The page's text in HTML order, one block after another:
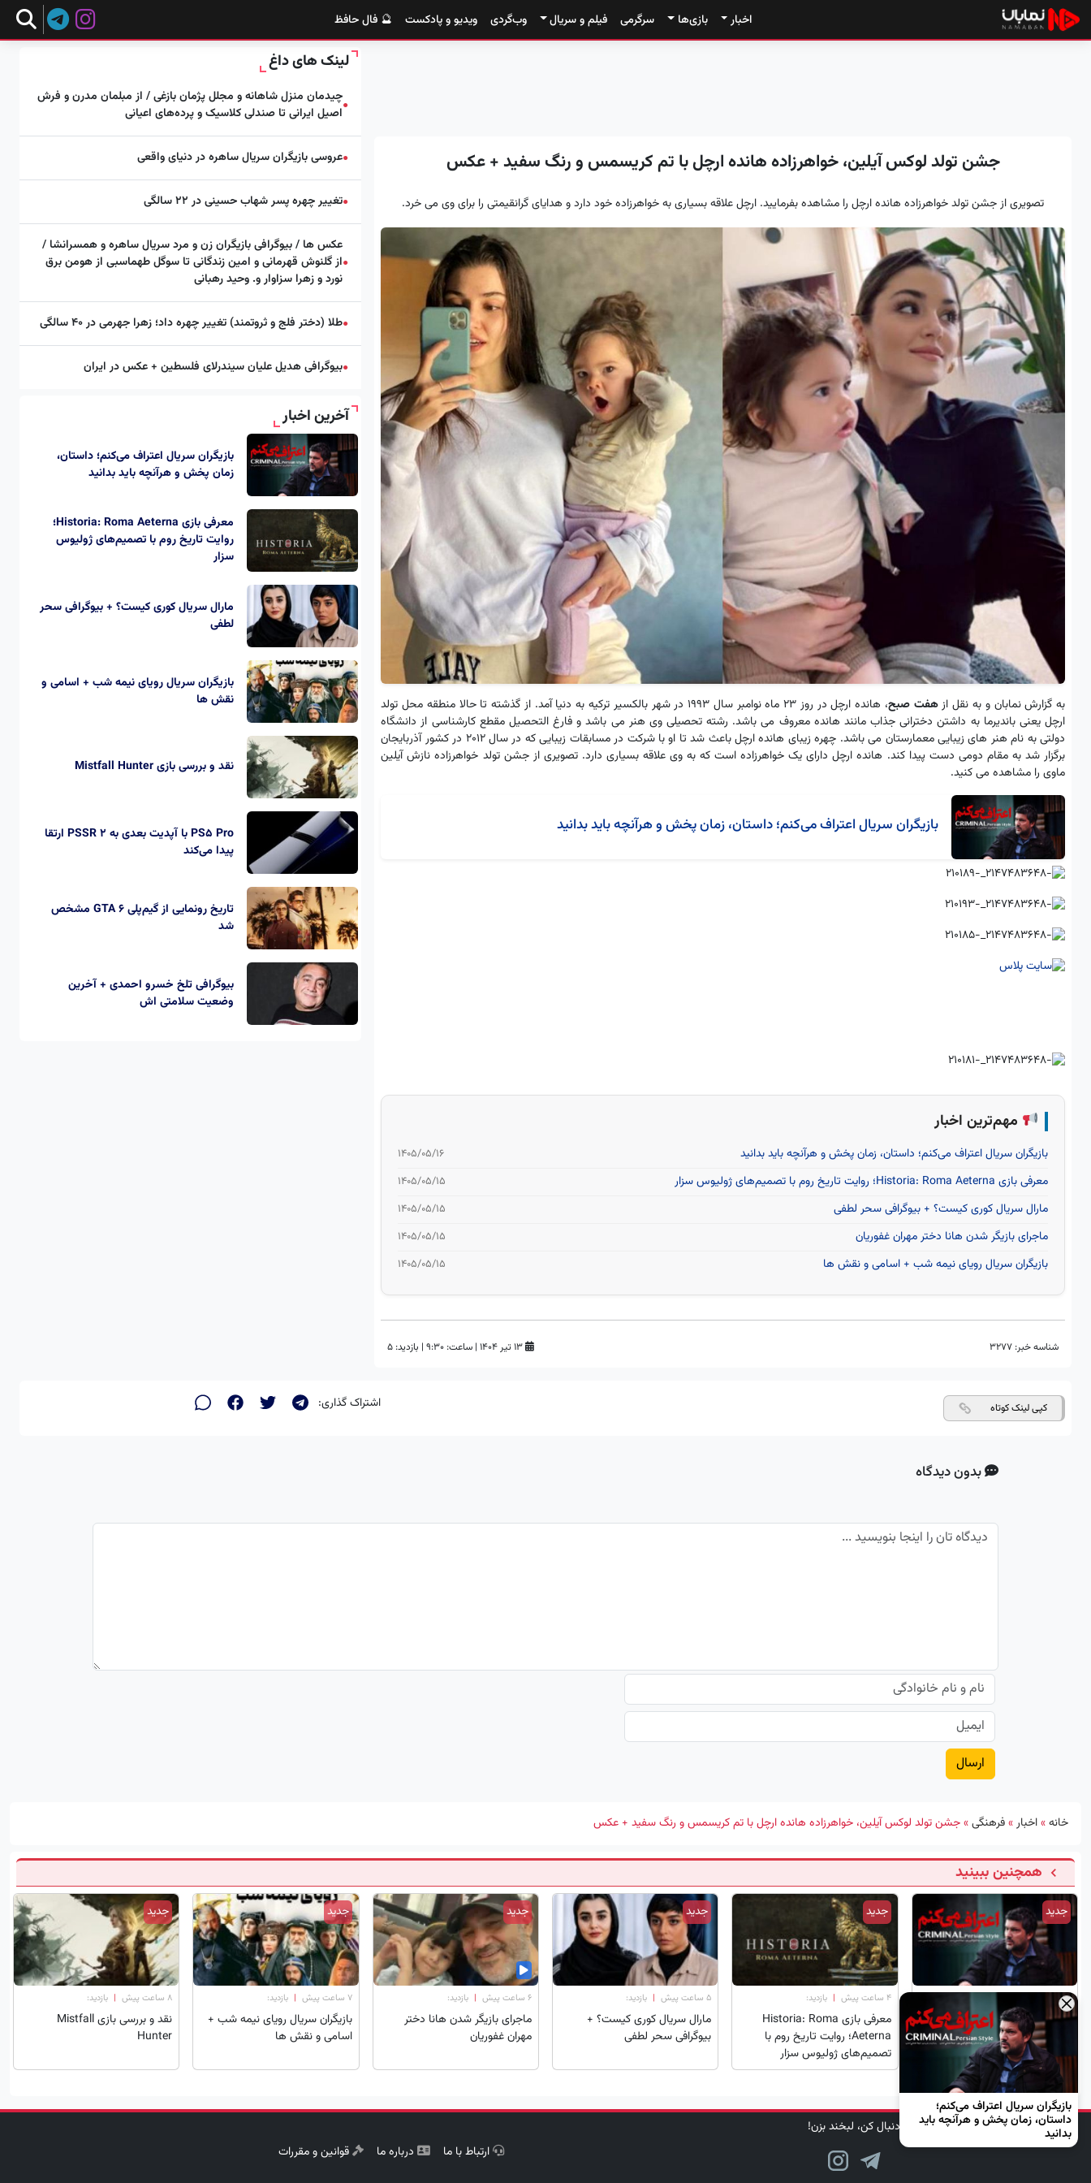
اخبار بازی‌ها سرگرمی فیلم و سریال وب‌گردی ویدیو و پادکست 🔮 فال حافظ
جشن تولد لوکس آیلین، خواهرزاده هانده ارچل با تم کریسمس و رنگ سفید + عکس
تصویری از جشن تولد خواهرزاده هانده ارچل را مشاهده بفرمایید. ارچل علاقه بسیاری به خواهرزاده خود دارد و هدایای گرانقیمتی را برای وی می خرد.
به گزارش نمابان و به نقل ازهفت صبح
، هانده ارچل در روز 23 ماه نوامبر سال 1993 در شهر بالکسیر ترکیه به دنیا آمد. از گذشته تا حالا منطقه محل تولد
ارچل یعنی باندیرما به داشتن دخترانی جذاب مانند هانده معروف می باشد. رشته تحصیلی وی هنر می باشد و فارغ التحصیل مقطع کارشناسی از دانشگاه
دولتی به نام هنر های زیبایی معمارستان می باشد. چهره زیبای هانده ارچل باعث شد تا او با شرکت در مسابقات زیبایی که در سال 2012 در کشور آذربایجان
برگزار شد به مقام دومی دست پیدا کند. هانده ارچل دارای یک خواهرزاده است که به وی علاقه بسیاری دارد. تصویری از جشن تولد خواهرزاده نازش آیلین
ماوی را مشاهده می کنید.
بازیگران سریال اعتراف می‌کنم؛ داستان، زمان پخش و هرآنچه باید بدانید
مهم‌ترین اخبار
بازیگران سریال اعتراف می‌کنم؛ داستان، زمان پخش و هرآنچه باید بدانید ۱۴۰۵/۰۵/۱۶
معرفی بازی Historia: Roma Aeterna؛ روایت تاریخ روم با تصمیم‌های ژولیوس سزار ۱۴۰۵/۰۵/۱۵
مارال سریال کوری کیست؟ + بیوگرافی سحر لطفی ۱۴۰۵/۰۵/۱۵
ماجرای بازیگر شدن هانا دختر مهران غفوریان ۱۴۰۵/۰۵/۱۵
بازیگران سریال رویای نیمه شب + اسامی و نقش ها ۱۴۰۵/۰۵/۱۵
شناسه خبر: ۱۳ تیر ۱۴۰۴ | ساعت: ۹:۳۰ | بازدید: 5
لینک های داغ
●چیدمان منزل شاهانه و مجلل پژمان بازغی / از مبلمان مدرن و فرش
اصیل ایرانی تا صندلی کلاسیک و پرده‌های اعیانی
●عروسی بازیگران سریال ساهره در دنیای واقعی
●تغییر چهره پسر شهاب حسینی در ۲۲ سالگی
●
عکس ها / بیوگرافی بازیگران زن و مرد سریال ساهره و همسرانشا /
از گلنوش قهرمانی و امین زندگانی تا سوگل طهماسبی از هومن برق
نورد و زهرا سزاوار و. وحید رهبانی
●طلا (دختر فلج و ثروتمند) تغییر چهره داد؛ زهرا جهرمی در ۴۰ سالگی
●بیوگرافی هدیل علیان سیندرلای فلسطین + عکس در ایران
آخرین اخبار
بازیگران سریال اعتراف می‌کنم؛ داستان،
زمان پخش و هرآنچه باید بدانید
معرفی بازی Historia: Roma Aeterna؛
روایت تاریخ روم با تصمیم‌های ژولیوس
سزار
مارال سریال کوری کیست؟ + بیوگرافی سحر
لطفی
بازیگران سریال رویای نیمه شب + اسامی و
نقش ها
نقد و بررسی بازی Mistfall Hunter
PS5 Pro با آپدیت بعدی به PSSR 2 ارتقا
پیدا می‌کند
تاریخ رونمایی از گیم‌پلی GTA 6 مشخص
شد
بیوگرافی تلخ خسرو احمدی + آخرین
وضعیت سلامتی اش
کپی لینک کوتاه اشتراک گذاری:
بدون دیدگاه
خانه»اخبار»فرهنگی»جشن تولد لوکس آیلین، خواهرزاده هانده ارچل با تم کریسمس و رنگ سفید + عکس
همچنین ببینید
جدید
۳ ساعت پیش
بازیگران سریال اعتراف می‌کنم؛
داستان، زمان پخش و هرآنچه باید
بدانید
جدید
۴ ساعت پیش | بازدید:
معرفی بازی Historia: Roma
Aeterna؛ روایت تاریخ روم با
تصمیم‌های ژولیوس سزار
جدید
۵ ساعت پیش | بازدید:
مارال سریال کوری کیست؟ +
بیوگرافی سحر لطفی
جدید
۶ ساعت پیش | بازدید:
ماجرای بازیگر شدن هانا دختر
مهران غفوریان
جدید
۷ ساعت پیش | بازدید:
بازیگران سریال رویای نیمه شب +
اسامی و نقش ها
جدید
۸ ساعت پیش | بازدید:
نقد و بررسی بازی Mistfall
Hunter
×
بازیگران سریال اعتراف می‌کنم؛
داستان، زمان پخش و هرآنچه باید
بدانید
دنبال کن، لبخند بزن!
ارتباط با ما
درباره ما قوانین و مقررات